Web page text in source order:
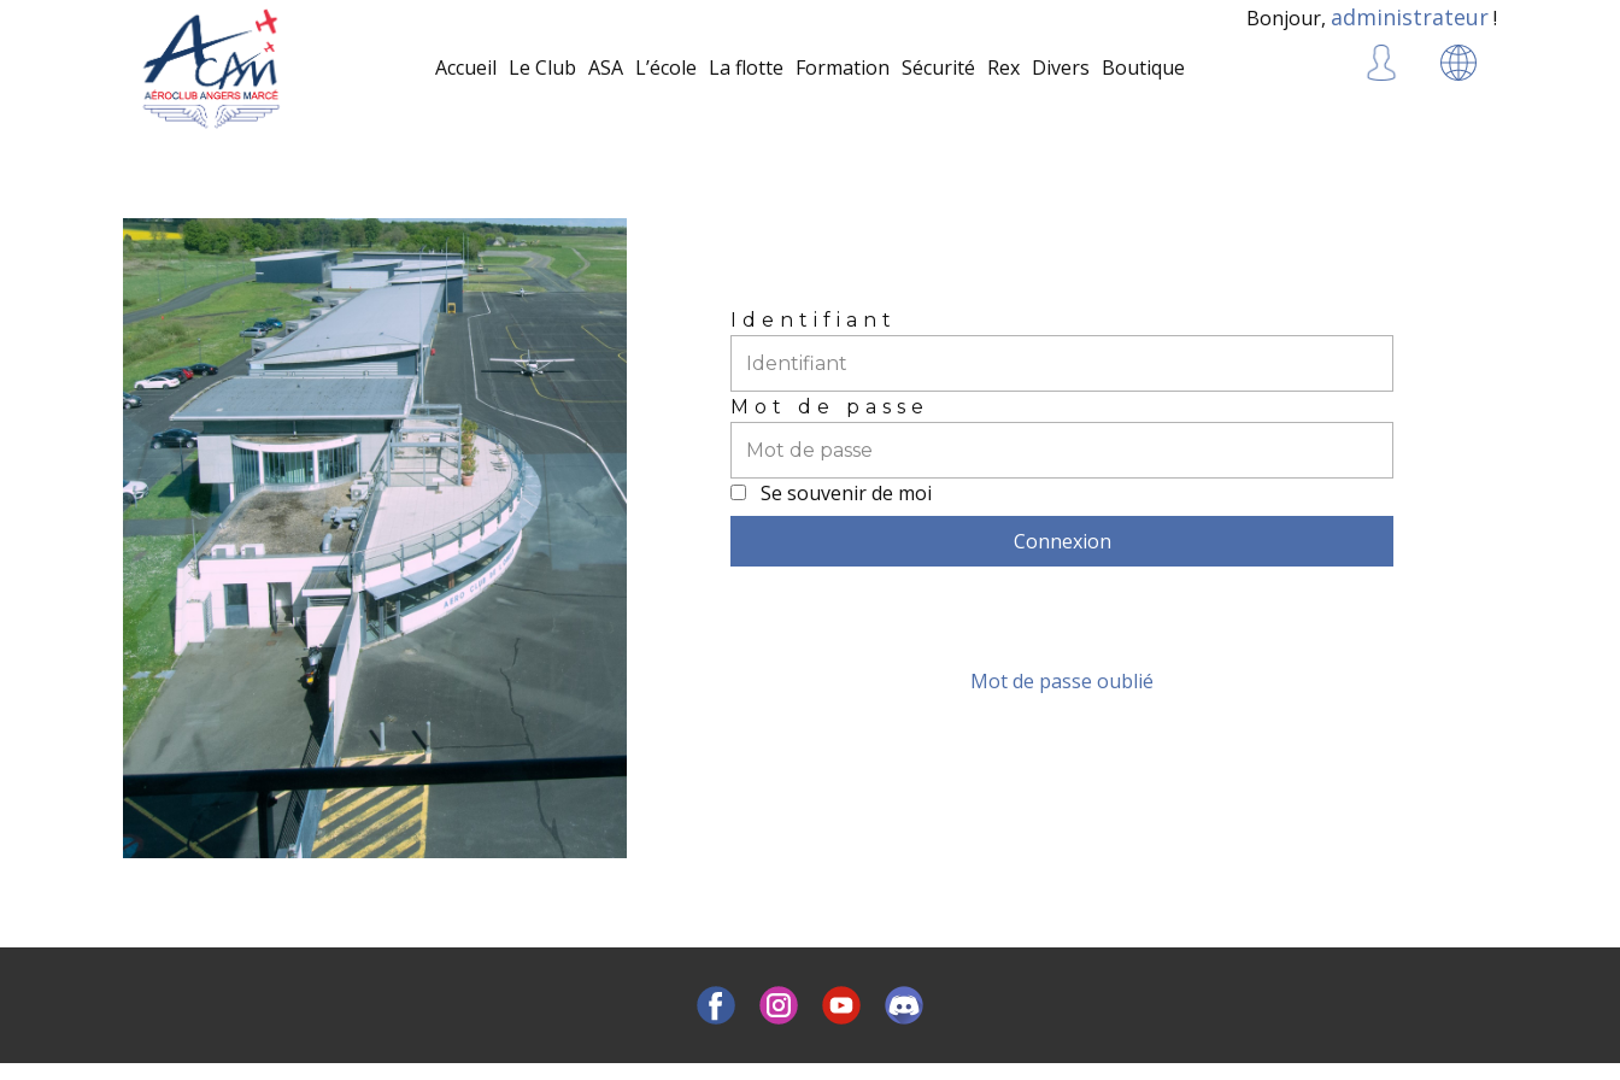
Accueil Le Club ASA L’école La flotte Formation Sécurité Rex Divers Boutique
Bonjour, administrateur!
Identifiant
Mot de passe
Se souvenir de moi
Connexion
Mot de passe oublié